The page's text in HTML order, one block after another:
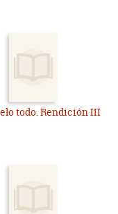
todo. Rendición III